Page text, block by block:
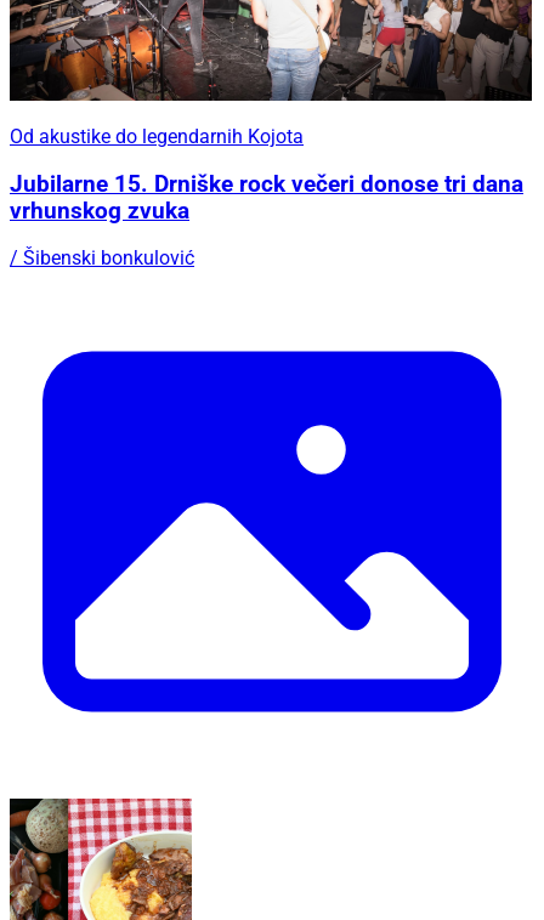
Od akustike do legendarnih Kojota
Jubilarne 15. Drniške rock večeri donose tri dana
vrhunskog zvuka
/ Šibenski bonkulović